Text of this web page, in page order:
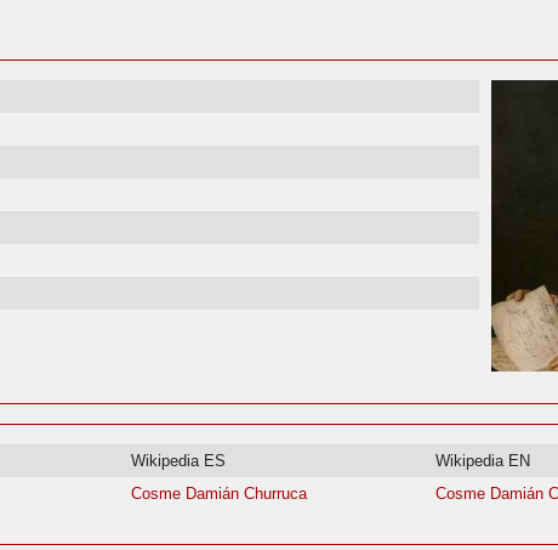
Wikipedia ES
Wikipedia EN
Cosme Damián Churruca Cosme Damián